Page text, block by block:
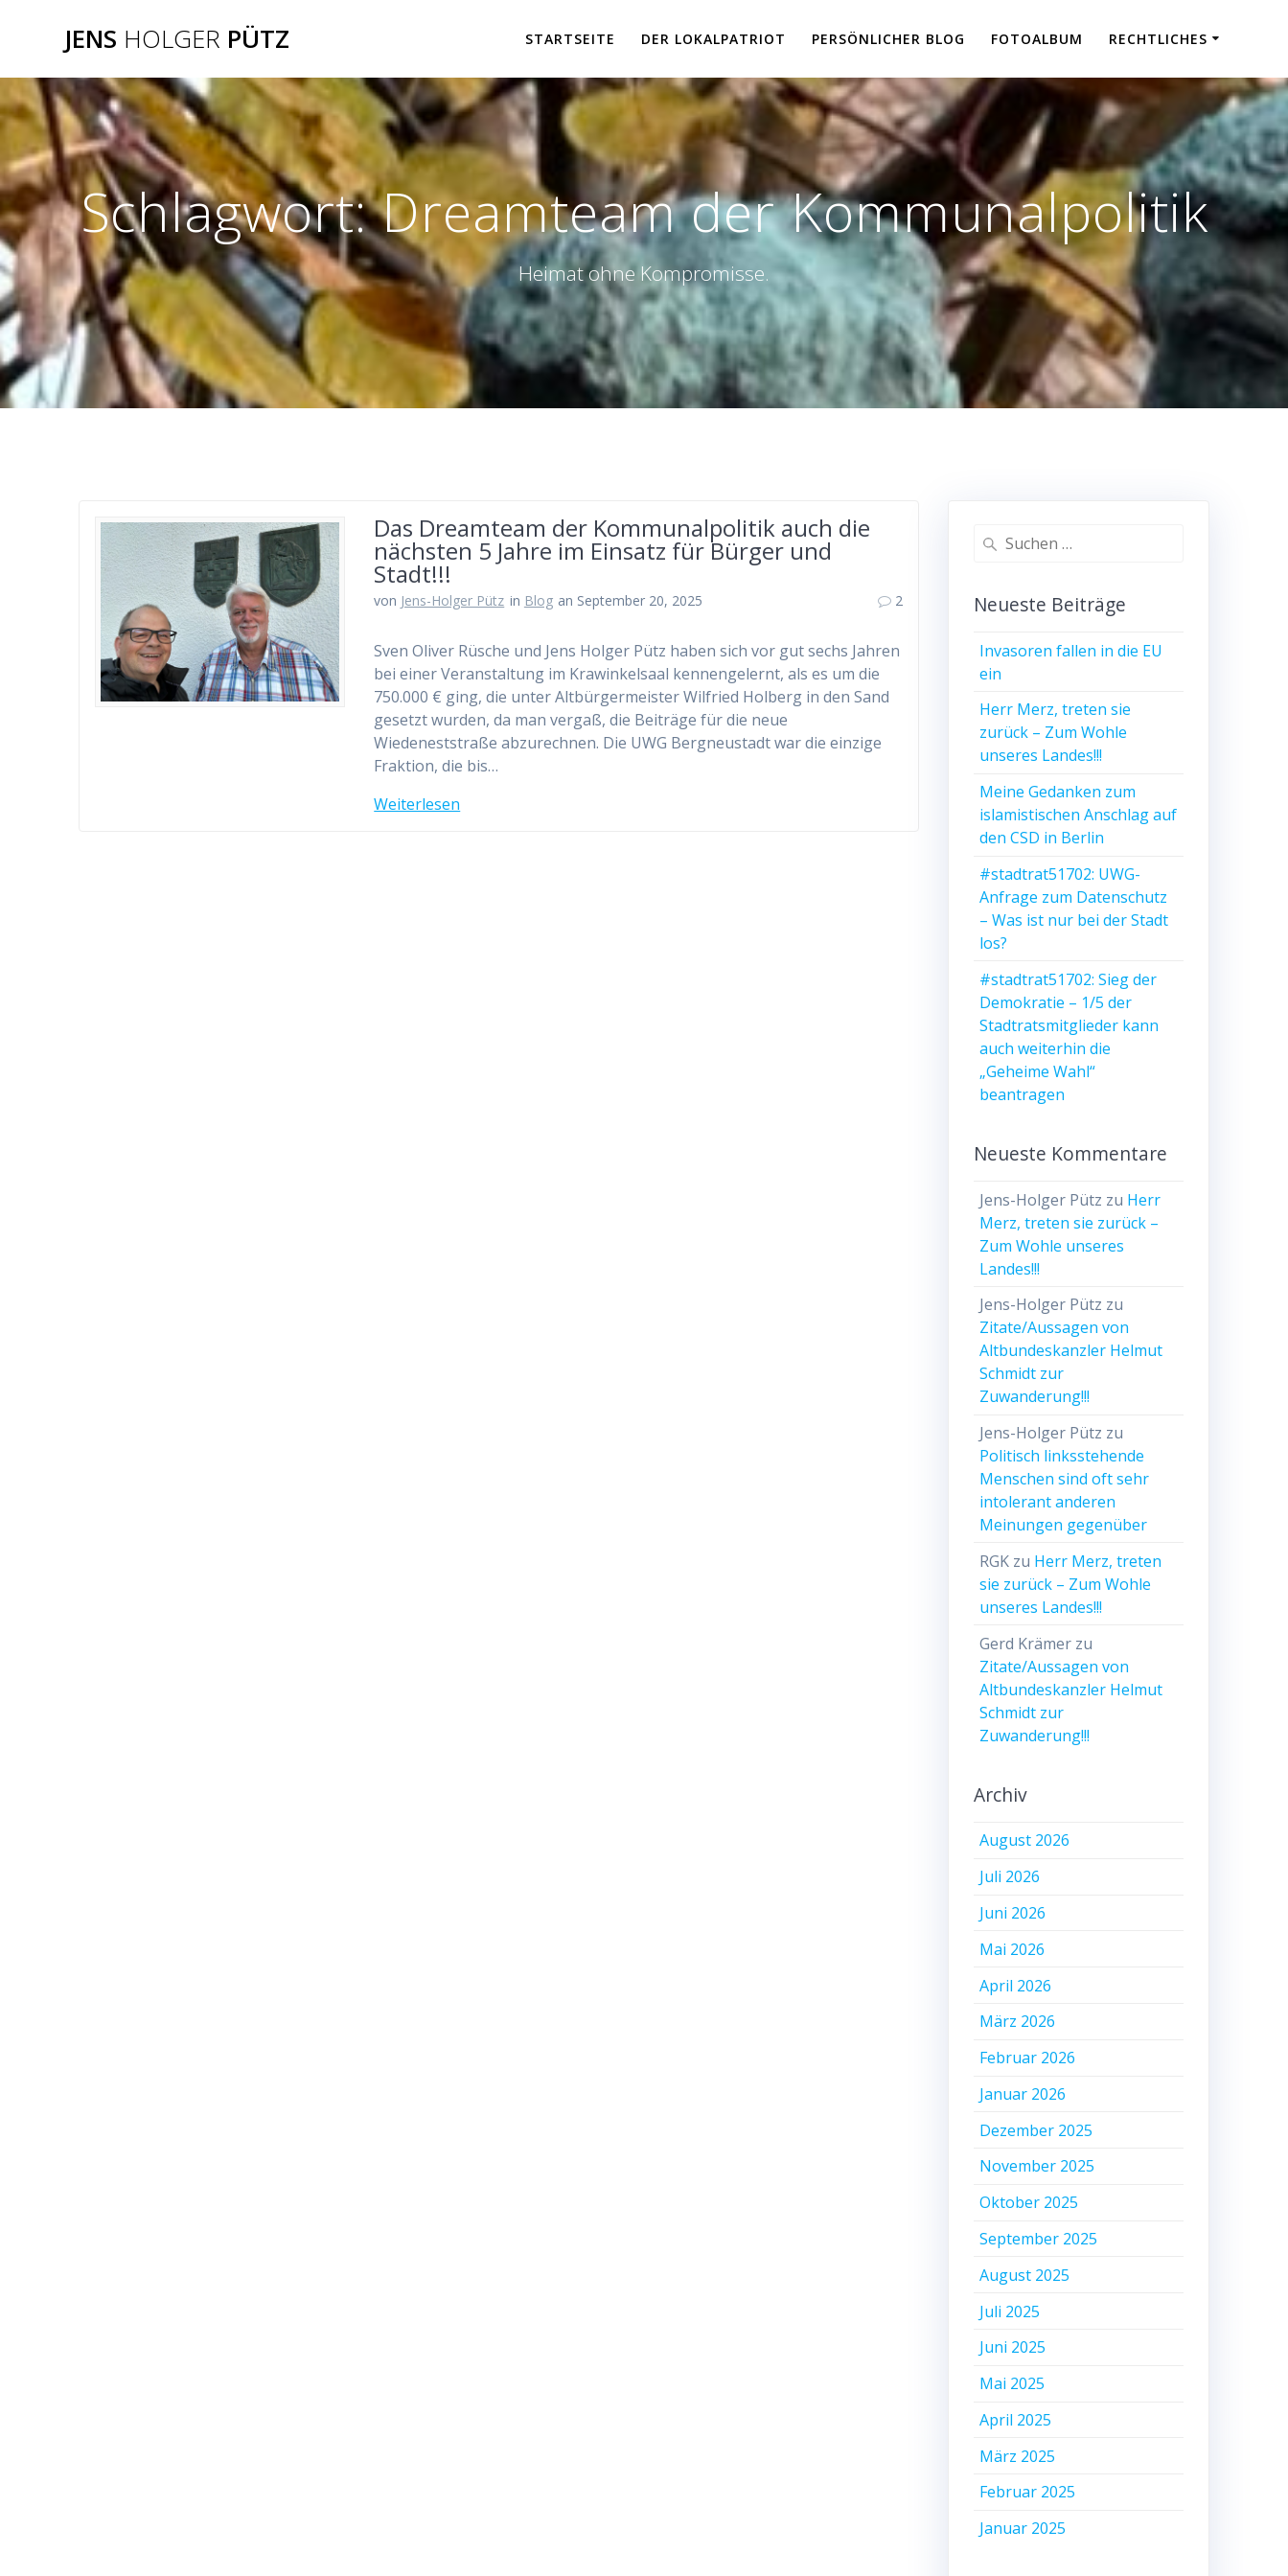
springen
JENS HOLGER PÜTZ STARTSEITE DER LOKALPATRIOT PERSÖNLICHER BLOG FOTOALBUM RECHTLICHES
Schlagwort:Dreamteam der Kommunalpolitik
Heimat ohne Kompromisse.
Das Dreamteam der Kommunalpolitik auch die
nächsten 5 Jahre im Einsatz für Bürger und
Stadt!!!
von Jens-Holger Pütz in Blog an September 20, 2025 2
Sven Oliver Rüsche und Jens Holger Pütz haben sich vor gut sechs Jahren
bei einer Veranstaltung im Krawinkelsaal kennengelernt, als es um die
750.000 € ging, die unter Altbürgermeister Wilfried Holberg in den Sand
gesetzt wurden, da man vergaß, die Beiträge für die neue
Wiedeneststraße abzurechnen. Die UWG Bergneustadt war die einzige
Fraktion, die bis…
Weiterlesen
Suchen
Neueste Beiträge
Invasoren fallen in die EU
ein
Herr Merz, treten sie
zurück – Zum Wohle
unseres Landes!!!
Meine Gedanken zum
islamistischen Anschlag auf
den CSD in Berlin
#stadtrat51702: UWG-
Anfrage zum Datenschutz
– Was ist nur bei der Stadt
los?
#stadtrat51702: Sieg der
Demokratie – 1/5 der
Stadtratsmitglieder kann
auch weiterhin die
„Geheime Wahl“
beantragen
Neueste Kommentare
Jens-Holger Pütz zu Herr
Merz, treten sie zurück –
Zum Wohle unseres
Landes!!!
Jens-Holger Pütz zu
Zitate/Aussagen von
Altbundeskanzler Helmut
Schmidt zur
Zuwanderung!!!
Jens-Holger Pütz zu
Politisch linksstehende
Menschen sind oft sehr
intolerant anderen
Meinungen gegenüber
RGK zu Herr Merz, treten
sie zurück – Zum Wohle
unseres Landes!!!
Gerd Krämer zu
Zitate/Aussagen von
Altbundeskanzler Helmut
Schmidt zur
Zuwanderung!!!
Archiv
August 2026
Juli 2026
Juni 2026
Mai 2026
April 2026
März 2026
Februar 2026
Januar 2026
Dezember 2025
November 2025
Oktober 2025
September 2025
August 2025
Juli 2025
Juni 2025
Mai 2025
April 2025
März 2025
Februar 2025
Januar 2025